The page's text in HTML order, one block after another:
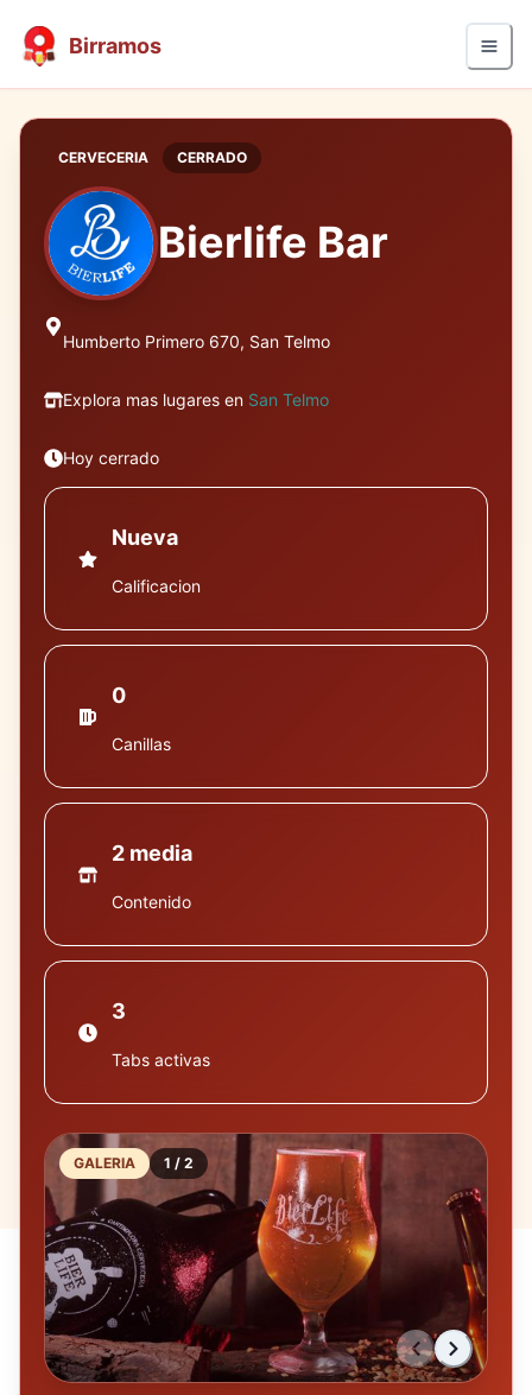
Birramos
CERVECERIA CERRADO
Bierlife Bar
Humberto Primero 670, San Telmo
Explora mas lugares en San Telmo
Hoy cerrado
Nueva
Calificacion
0
Canillas
2 media
Contenido
3
Tabs activas
GALERIA 1 / 2